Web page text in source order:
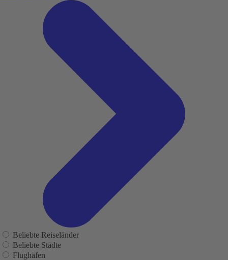
Beliebte Reiseländer
Beliebte Städte
Flughäfen